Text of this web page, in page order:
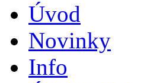
Úvod
Novinky
Info